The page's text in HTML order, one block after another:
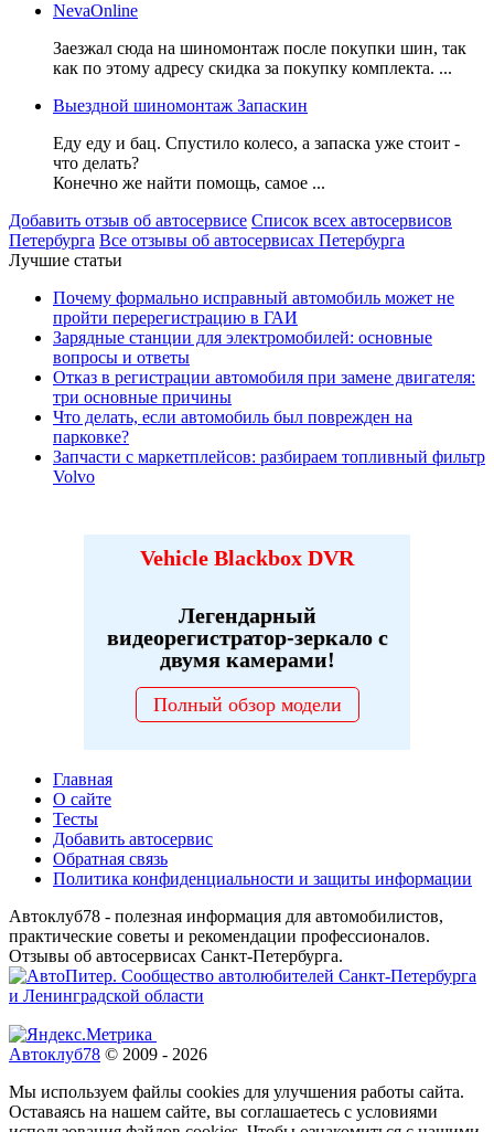
NevaOnline
Заезжал сюда на шиномонтаж после покупки шин, так
как по этому адресу скидка за покупку комплекта. ...
Выездной шиномонтаж Запаскин
Еду еду и бац. Спустило колесо, а запаска уже стоит -
что делать?
Конечно же найти помощь, самое ...
Добавить отзыв об автосервисе Список всех автосервисов
Петербурга Все отзывы об автосервисах Петербурга
Лучшие статьи
Почему формально исправный автомобиль может не
пройти перерегистрацию в ГАИ
Зарядные станции для электромобилей: основные
вопросы и ответы
Отказ в регистрации автомобиля при замене двигателя:
три основные причины
Что делать, если автомобиль был поврежден на
парковке?
Запчасти с маркетплейсов: разбираем топливный фильтр
Volvo
Vehicle Blackbox DVR
Легендарный
видеорегистратор-зеркало с
двумя камерами!
Полный обзор модели
Главная
О сайте
Тесты
Добавить автосервис
Обратная связь
Политика конфиденциальности и защиты информации
Автоклуб78 - полезная информация для автомобилистов,
практические советы и рекомендации профессионалов.
Отзывы об автосервисах Санкт-Петербурга.
Автоклуб78 © 2009 - 2026
Мы используем файлы cookies для улучшения работы сайта.
Оставаясь на нашем сайте, вы соглашаетесь с условиями